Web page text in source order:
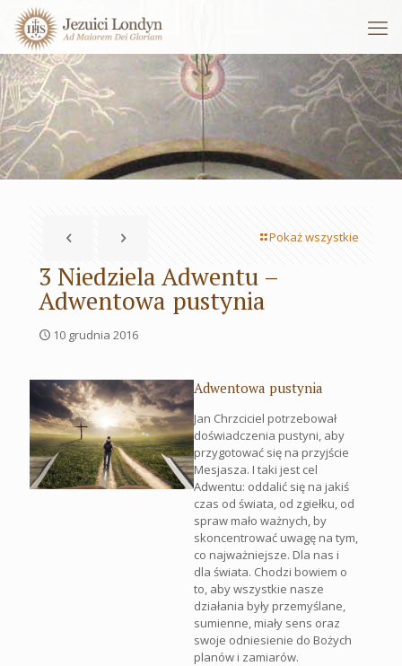
Pokaż wszystkie
3 Niedziela Adwentu –
Adwentowa pustynia
10 grudnia 2016
Adwentowa pustynia
Jan Chrzciciel potrzebował
doświadczenia pustyni, aby
przygotować się na przyjście
Mesjasza. I taki jest cel
Adwentu: oddalić się na jakiś
czas od świata, od zgiełku, od
spraw mało ważnych, by
skoncentrować uwagę na tym,
co najważniejsze. Dla nas i
dla świata. Chodzi bowiem o
to, aby wszystkie nasze
działania były przemyślane,
sumienne, miały sens oraz
swoje odniesienie do Bożych
planów i zamiarów.